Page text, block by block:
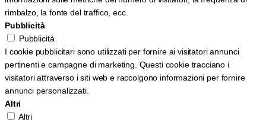
rimbalzo, la fonte del traffico, ecc.
Pubblicità
Pubblicità
I cookie pubblicitari sono utilizzati per fornire ai visitatori annunci
pertinenti e campagne di marketing. Questi cookie tracciano i
visitatori attraverso i siti web e raccolgono informazioni per fornire
annunci personalizzati.
Altri
Altri